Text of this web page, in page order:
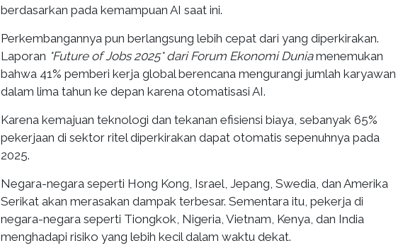
berdasarkan pada kemampuan AI saat ini.
Perkembangannya pun berlangsung lebih cepat dari yang diperkirakan.
Laporan *Future of Jobs 2025* dari Forum Ekonomi Duniamenemukan
bahwa 41% pemberi kerja global berencana mengurangi jumlah karyawan
dalam lima tahun ke depan karena otomatisasi AI.
Karena kemajuan teknologi dan tekanan efisiensi biaya, sebanyak 65%
pekerjaan di sektor ritel diperkirakan dapat otomatis sepenuhnya pada
2025.
Negara-negara seperti Hong Kong, Israel, Jepang, Swedia, dan Amerika
Serikat akan merasakan dampak terbesar. Sementara itu, pekerja di
negara-negara seperti Tiongkok, Nigeria, Vietnam, Kenya, dan India
menghadapi risiko yang lebih kecil dalam waktu dekat.